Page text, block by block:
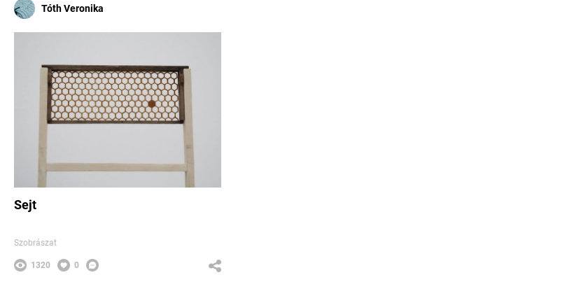
Tóth Veronika
Sejt
Szobrászat
1320 0